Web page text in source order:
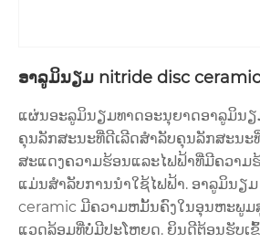
ອາລູມິນຽມ nitride disc ceramic
ແຜ່ນອະລູມິນຽມທາດອະນຸຍາດອາລູມິນຽ
ຄຸນລັກສະນະທີ່ດີເລີດສໍາລັບຄຸນລັກສະນະ
ສະແດງຄວາມຮ້ອນແລະໄຟຟ້າທີ່ມີຄວາມ
ແມ່ນສໍາລັບການນໍາໃຊ້ໄຟຟ້າ. ອາລູມິນຽ
ceramic ມີຄວາມຫມັ້ນຄົງໃນອຸນຫະພູມ
ແວດລ້ອມທີ່ບໍ່ມີປະໂຫຍດ. ຍິນດີຕ້ອນຮັບເ